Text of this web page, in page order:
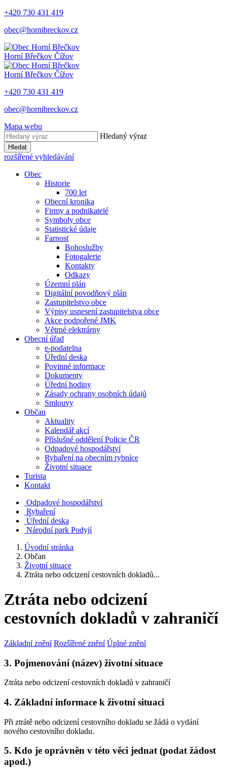
+420 730 431 419
obec@hornibreckov.cz
Horní Břečkov Čížov
Horní Břečkov Čížov
+420 730 431 419
obec@hornibreckov.cz
Mapa webu
Hledaný výraz
Hledat
rozšířené vyhledávání
Obec
Historie
700 let
Obecní kronika
Firmy a podnikatelé
Symboly obce
Statistické údaje
Farnost
Bohoslužby
Fotogalerie
Kontakty
Odkazy
Územní plán
Digitální povodňový plán
Zastupitelstvo obce
Výpisy usnesení zastupitelstva obce
Akce podpořené JMK
Větrné elektrárny
Obecní úřad
e-podatelna
Úřední deska
Povinné informace
Dokumenty
Úřední hodiny
Zásady ochrany osobních údajů
Smlouvy
Občan
Aktuality
Kalendář akcí
Příslušné oddělení Policie ČR
Odpadové hospodářství
Rybaření na obecním rybníce
Životní situace
Turista
Kontakt
Odpadové hospodářství
Rybaření
Úřední deska
Národní park Podyjí
Úvodní stránka
Občan
Životní situace
Ztráta nebo odcizení cestovních dokladů...
Ztráta nebo odcizení
cestovních dokladů v zahraničí
Základní znění Rozšířené znění Úplné znění
3. Pojmenování (název) životní situace
Ztráta nebo odcizení cestovních dokladů v zahraničí
4. Základní informace k životní situaci
Při ztrátě nebo odcizení cestovního dokladu se žádá o vydání
nového cestovního dokladu.
5. Kdo je oprávněn v této věci jednat (podat žádost
apod.)